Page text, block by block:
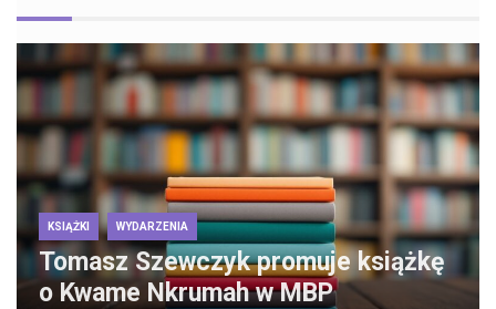
KSIĄŻKI WYDARZENIA
Tomasz Szewczyk promuje książkę
o Kwame Nkrumah w MBP